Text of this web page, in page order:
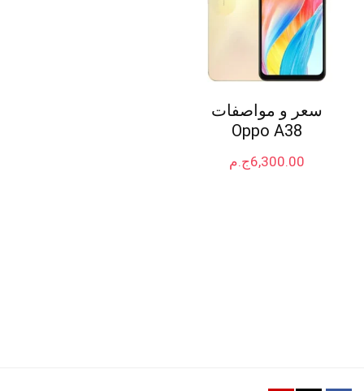
سعر و مواصفات
Oppo A38
ج.م6,300.00